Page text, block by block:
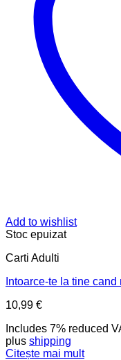
Add to wishlist
Stoc epuizat
Carti Adulti
Intoarce-te la tine
10,99 €
Includes 7% reduced
plus shipping
Citește mai mult